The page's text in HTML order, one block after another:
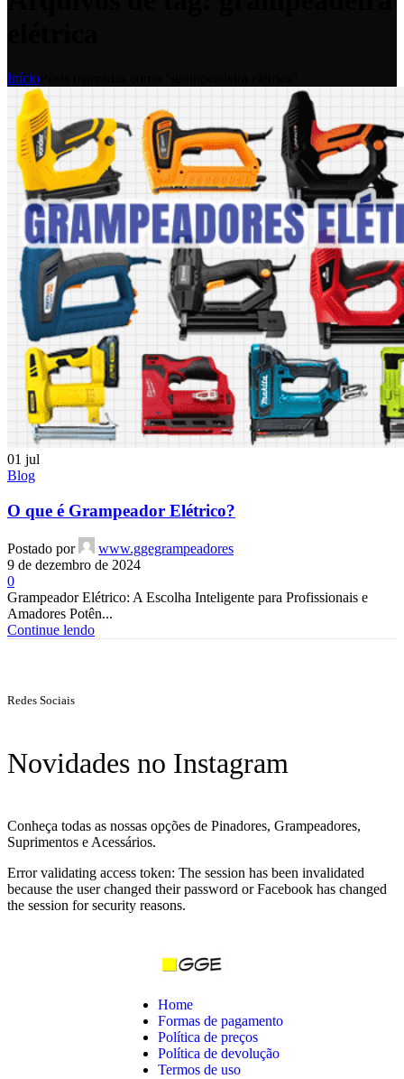
Início
01 jul
Blog
O que é Grampeador Elétrico?
Postado por
www.ggegrampeadores
9 de dezembro de 2024
0
Grampeador Elétrico: A Escolha Inteligente para Profissionais e
Amadores Potên...
Continue lendo
Redes Sociais
Novidades no Instagram
Conheça todas as nossas opções de Pinadores, Grampeadores,
Suprimentos e Acessários.
Error validating access token: The session has been invalidated
because the user changed their password or Facebook has changed
the session for security reasons.
Home
Formas de pagamento
Política de preços
Política de devolução
Termos de uso